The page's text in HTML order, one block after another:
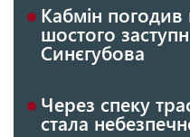
Кабмін
шостого
Синєгубова
Через спеку
стала